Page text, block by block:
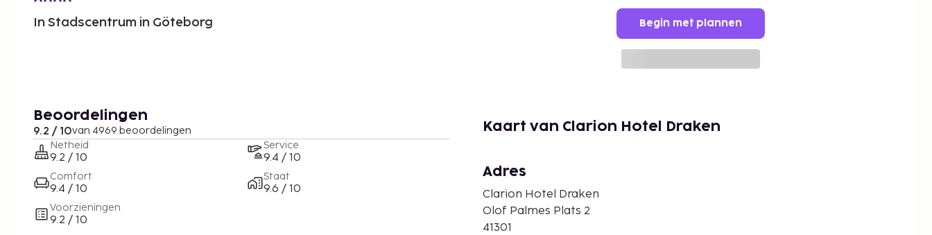
In Stadscentrum in Göteborg Begin met plannen
Beoordelingen
9.2 / 10van 4969 beoordelingen
Netheid
9.2 / 10
Comfort
9.4 / 10
Voorzieningen
9.2 / 10
Service
9.4 / 10
Staat
9.6 / 10
Kaart van Clarion Hotel Draken
Adres
Clarion Hotel Draken
Olof Palmes Plats 2
41301